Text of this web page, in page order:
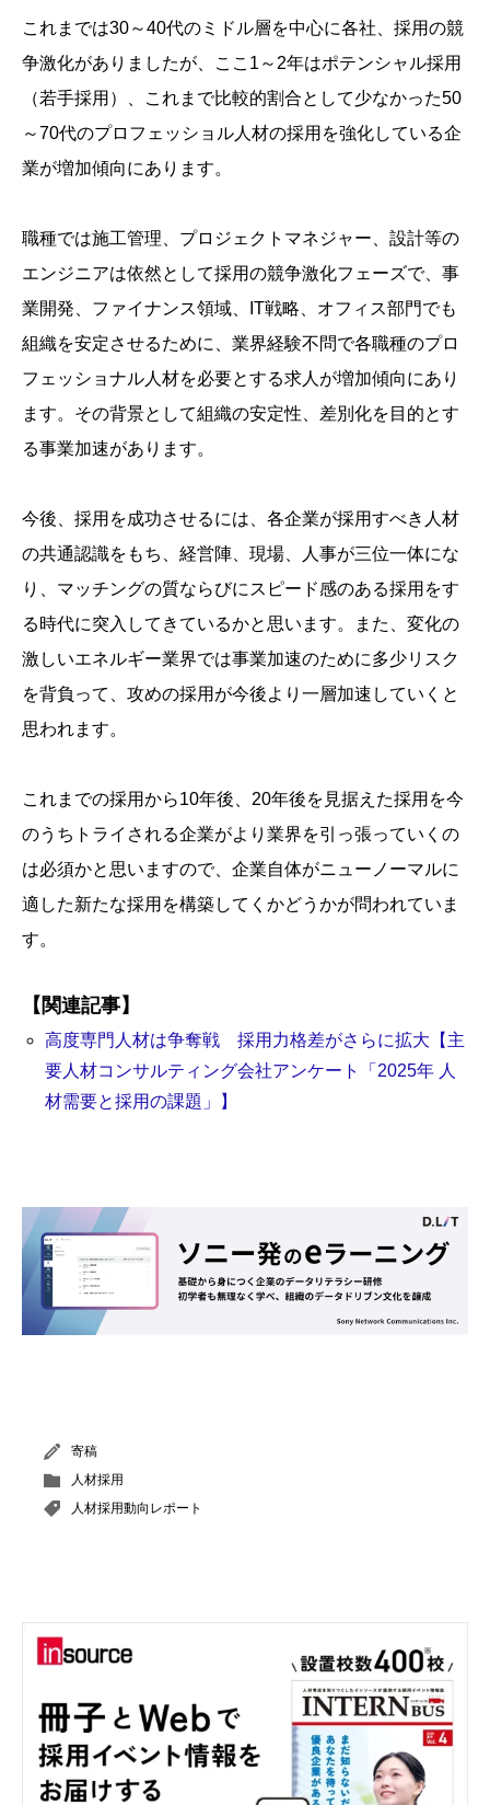
これまでは30～40代のミドル層を中心に各社、採用の競
争激化がありましたが、ここ1～2年はポテンシャル採用
（若手採用）、これまで比較的割合として少なかった50
～70代のプロフェッショル人材の採用を強化している企
業が増加傾向にあります。
職種では施工管理、プロジェクトマネジャー、設計等の
エンジニアは依然として採用の競争激化フェーズで、事
業開発、ファイナンス領域、IT戦略、オフィス部門でも
組織を安定させるために、業界経験不問で各職種のプロ
フェッショナル人材を必要とする求人が増加傾向にあり
ます。その背景として組織の安定性、差別化を目的とす
る事業加速があります。
今後、採用を成功させるには、各企業が採用すべき人材
の共通認識をもち、経営陣、現場、人事が三位一体にな
り、マッチングの質ならびにスピード感のある採用をす
る時代に突入してきているかと思います。また、変化の
激しいエネルギー業界では事業加速のために多少リスク
を背負って、攻めの採用が今後より一層加速していくと
思われます。
これまでの採用から10年後、20年後を見据えた採用を今
のうちトライされる企業がより業界を引っ張っていくの
は必須かと思いますので、企業自体がニューノーマルに
適した新たな採用を構築してくかどうかが問われていま
す。
【関連記事】
高度専門人材は争奪戦 採用力格差がさらに拡大【主
要人材コンサルティング会社アンケート「2025年 人
材需要と採用の課題」】
寄稿
人材採用
人材採用動向レポート